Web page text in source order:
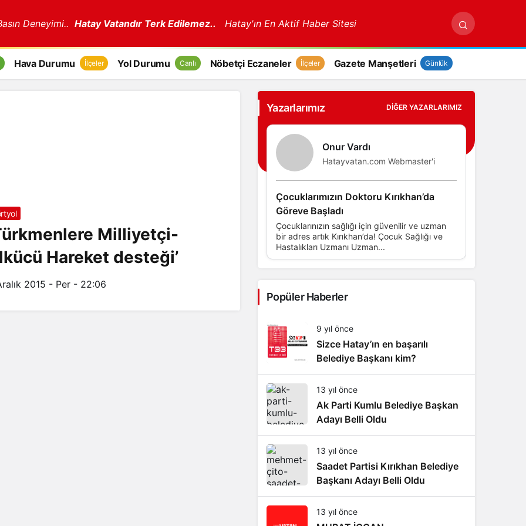
Deneyimi.. Hatay Vatandır Terk Edilemez.. Hatay'ın En Aktif Haber Sitesi
Hava Durumu İlçeler Yol Durumu Canlı Nöbetçi Eczaneler İlçeler Gazete Manşetleri Günlük
Milliyetçi-
Hareket desteği’
2015 - Per - 22:06
Yazarlarımız DIĞER YAZARLARIMIZ
Onur Vardı
Hatayvatan.com Webmaster'i
Çocuklarımızın Doktoru Kırıkhan’da
Göreve Başladı
Çocuklarınızın sağlığı için güvenilir ve uzman
bir adres artık Kırıkhan’da! Çocuk Sağlığı ve
Hastalıkları Uzmanı Uzman...
Popüler Haberler
9 yıl önce
Sizce Hatay’ın en başarılı
Belediye Başkanı kim?
13 yıl önce
Ak Parti Kumlu Belediye Başkan
Adayı Belli Oldu
13 yıl önce
Saadet Partisi Kırıkhan Belediye
Başkanı Adayı Belli Oldu
13 yıl önce